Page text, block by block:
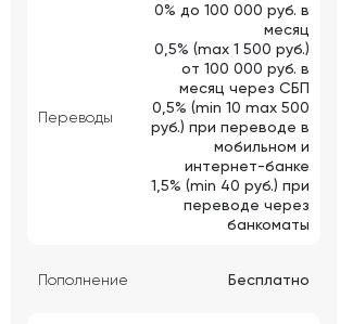
Переводы
0% до 100 000 руб. в
месяц
0,5% (max 1 500 руб.)
от 100 000 руб. в
месяц через СБП
0,5% (min 10 max 500
руб.) при переводе в
мобильном и
интернет-банке
1,5% (min 40 руб.) при
переводе через
банкоматы
Пополнение Бесплатно